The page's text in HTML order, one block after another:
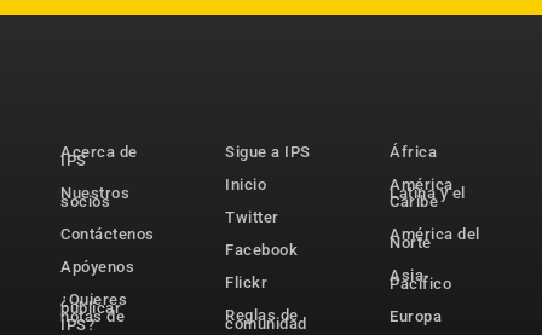
Acerca de
IPS
Nuestros
socios
Contáctenos
Apóyenos
¿Quieres
publicar
notas de
IPS?
Sigue a IPS
Inicio
Twitter
Facebook
Flickr
Reglas de
comunidad
África
América
Latina y el
Caribe
América del
Norte
Asia-
Pacífico
Europa